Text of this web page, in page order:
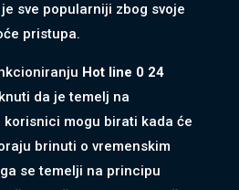
sve popularniji zbog svoje
pristupa.
Hot line 0 24
da je temelj na
korisnici mogu birati kada će
brinuti o vremenskim
se temelji na principu